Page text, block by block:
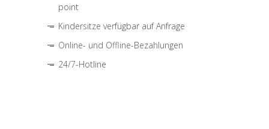
point
Kindersitze verfügbar auf Anfrage
Online- und Offline-Bezahlungen
24/7-Hotline